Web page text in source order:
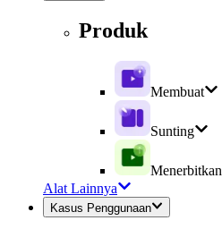
Produk
Membuat
Sunting
Menerbitkan
Alat Lainnya
Kasus Penggunaan